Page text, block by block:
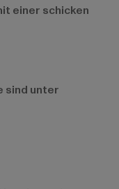
einer schicken
sind unter